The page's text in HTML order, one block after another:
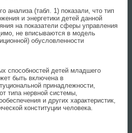
анализа (табл. 1) показали, что тип
и энергетики детей данной
на показатели сферы управления
не вписываются в модель
обусловленности
способностей детей младшего
быть включена в
принадлежности,
типа нервной системы,
и других характеристик,
конституции человека.